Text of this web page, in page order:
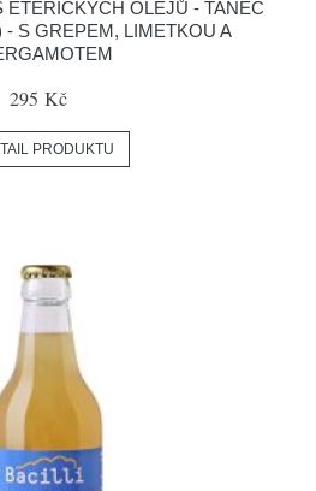
ÉTERICKÝCH OLEJŮ - TANEC
- S GREPEM, LIMETKOU A
295 Kč
PRODUKTU